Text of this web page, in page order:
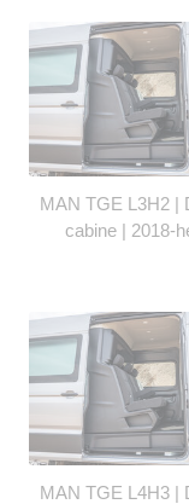
MAN TGE L3H2 |
cabine | 2018-
MAN TGE L4H3 |